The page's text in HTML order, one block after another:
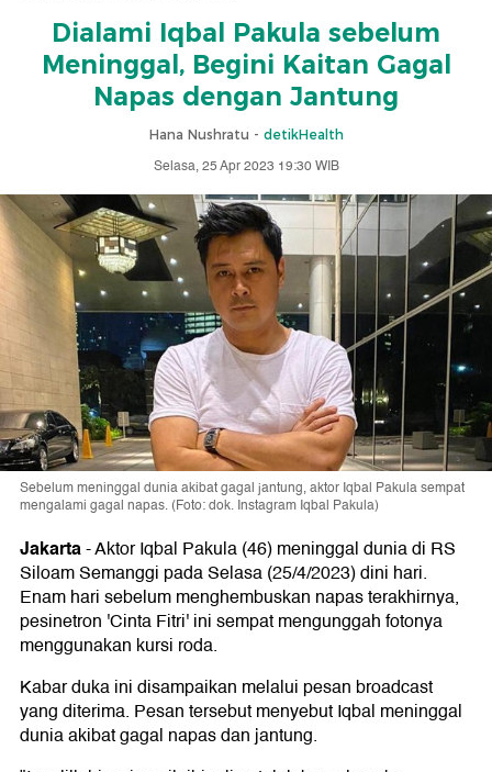
Dialami Iqbal Pakula sebelum
Meninggal, Begini Kaitan Gagal
Napas dengan Jantung
Hana Nushratu - detikHealth
Selasa, 25 Apr 2023 19:30 WIB
Sebelum meninggal dunia akibat gagal jantung, aktor Iqbal Pakula sempat
mengalami gagal napas. (Foto: dok. Instagram Iqbal Pakula)
Jakarta-Aktor Iqbal Pakula (46) meninggal dunia di RS
Siloam Semanggi pada Selasa (25/4/2023) dini hari.
Enam hari sebelum menghembuskan napas terakhirnya,
pesinetron 'Cinta Fitri' ini sempat mengunggah fotonya
menggunakan kursi roda.
Kabar duka ini disampaikan melalui pesan broadcast
yang diterima. Pesan tersebut menyebut Iqbal meninggal
dunia akibat gagal napas dan jantung.